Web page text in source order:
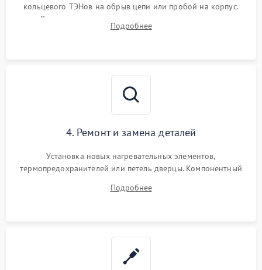
кольцевого ТЭНов на обрыв цепи или пробой на корпус.
Диагностика термостата, датчиков температуры,
переключателя режимов и мотора конвекции.
Подробнее
4. Ремонт и замена деталей
Установка новых нагревательных элементов,
термопредохранителей или петель дверцы. Компонентный
выгоревших реле, восстановление контактов и замена
Подробнее